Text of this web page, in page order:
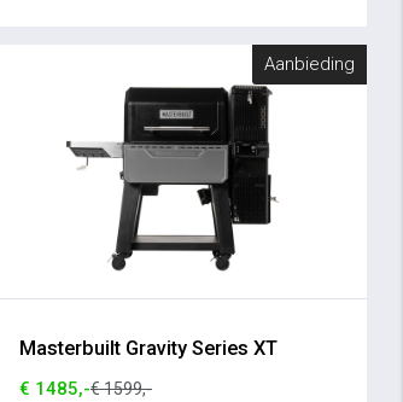
Aanbieding
Masterbuilt Gravity Series XT
€ 1485,-€ 1599,-